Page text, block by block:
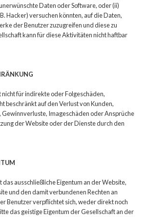
Daten oder Software, oder (ii)
Hacker) versuchen könnten, auf die Daten,
der Benutzer zuzugreifen und diese zu
kann für diese Aktivitäten nicht haftbar
für indirekte oder Folgeschäden,
beschränkt auf den Verlust von Kunden,
Gewinnverluste, Imageschäden oder Ansprüche
der Website oder der Dienste durch den
das ausschließliche Eigentum an der Website,
und den damit verbundenen Rechten an
Benutzer verpflichtet sich, weder direkt noch
das geistige Eigentum der Gesellschaft an der